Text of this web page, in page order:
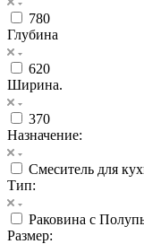
780
Глубина
620
Ширина.
370
Назначение:
Смеситель для
Тип:
Раковина с
Размер: